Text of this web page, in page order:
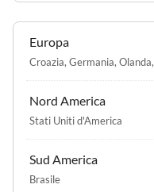
Europa
Croazia, Germania, Olanda,
Nord America
Stati Uniti d'America
Sud America
Brasile